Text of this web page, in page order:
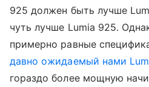
925 должен быть лучше
чуть лучше Lumia 925.
примерно равные
давно ожидаемый нами
гораздо более мощную